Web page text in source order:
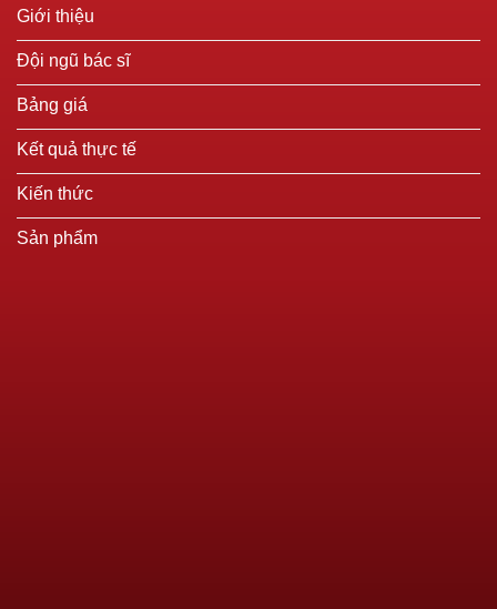
Giới thiệu
Đội ngũ bác sĩ
Bảng giá
Kết quả thực tế
Kiến thức
Sản phẩm